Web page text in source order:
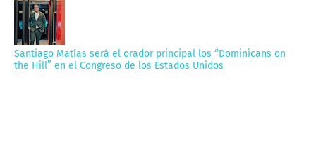
Santiago Matías será el orador principal los “Dominicans on
the Hill” en el Congreso de los Estados Unidos